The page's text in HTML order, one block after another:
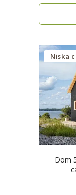
Niska
Dom